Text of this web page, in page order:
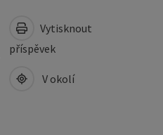
Vytisknout
příspěvek
V okolí